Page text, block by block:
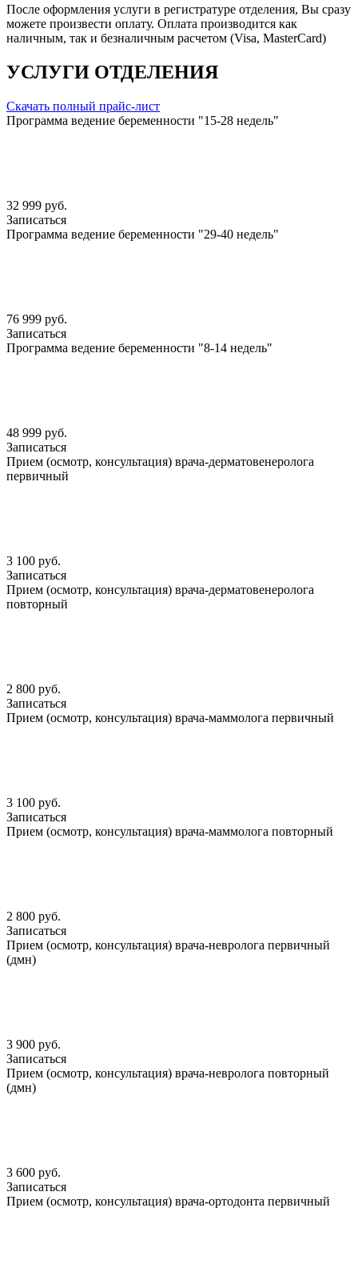
После оформления услуги в регистратуре отделения, Вы сразу
можете произвести оплату. Оплата производится как
наличным, так и безналичным расчетом (Visa, MasterCard)
УСЛУГИ ОТДЕЛЕНИЯ
Скачать полный прайс-лист
Программа ведение беременности "15-28 недель"
32 999 руб.
Записаться
Программа ведение беременности "29-40 недель"
76 999 руб.
Записаться
Программа ведение беременности "8-14 недель"
48 999 руб.
Записаться
Прием (осмотр, консультация) врача-дерматовенеролога
первичный
3 100 руб.
Записаться
Прием (осмотр, консультация) врача-дерматовенеролога
повторный
2 800 руб.
Записаться
Прием (осмотр, консультация) врача-маммолога первичный
3 100 руб.
Записаться
Прием (осмотр, консультация) врача-маммолога повторный
2 800 руб.
Записаться
Прием (осмотр, консультация) врача-невролога первичный
(дмн)
3 900 руб.
Записаться
Прием (осмотр, консультация) врача-невролога повторный
(дмн)
3 600 руб.
Записаться
Прием (осмотр, консультация) врача-ортодонта первичный